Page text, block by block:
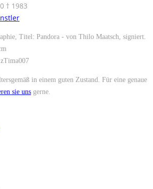
† 1983
Titel: Pandora - von Thilo Maatsch, signiert.
in einem guten Zustand. Für eine genaue
sie uns gerne.